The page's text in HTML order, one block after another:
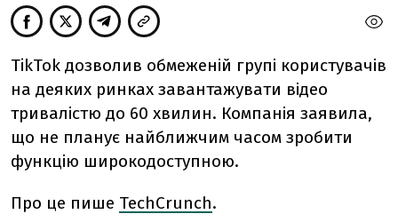
TikTok дозволив обмеженій групі користувачів
на деяких ринках завантажувати відео
тривалістю до 60 хвилин. Компанія заявила,
що не планує найближчим часом зробити
функцію широкодоступною.
Про це пише TechCrunch.